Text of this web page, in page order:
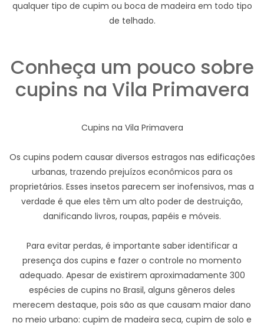
qualquer tipo de cupim ou boca de madeira em todo tipo
de telhado.
Conheça um pouco sobre
cupins na Vila Primavera
Cupins na Vila Primavera
Os cupins podem causar diversos estragos nas edificações
urbanas, trazendo prejuízos econômicos para os
proprietários. Esses insetos parecem ser inofensivos, mas a
verdade é que eles têm um alto poder de destruição,
danificando livros, roupas, papéis e móveis.
Para evitar perdas, é importante saber identificar a
presença dos cupins e fazer o controle no momento
adequado. Apesar de existirem aproximadamente 300
espécies de cupins no Brasil, alguns gêneros deles
merecem destaque, pois são as que causam maior dano
no meio urbano: cupim de madeira seca, cupim de solo e